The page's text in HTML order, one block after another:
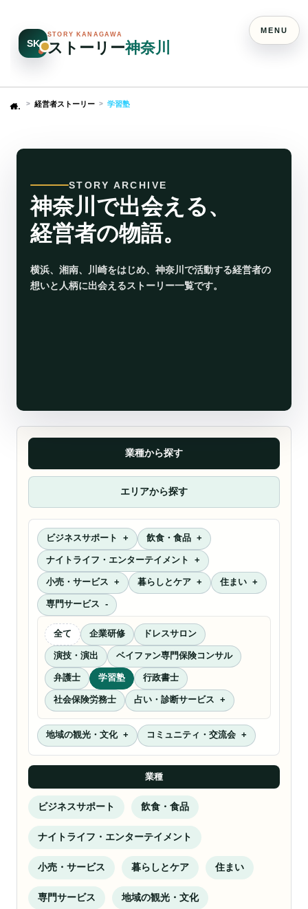
SK
STORY KANAGAWA
ストーリー神奈川
Home 経営者ストーリー 学習塾
STORY ARCHIVE
神奈川で出会える、
経営者の物語。
横浜、湘南、川崎をはじめ、神奈川で活動する経営者の
想いと人柄に出会えるストーリー一覧です。
業種から探す
エリアから探す
ビジネスサポート 飲食・食品
ナイトライフ・エンターテイメント
小売・サービス 暮らしとケア 住まい
専門サービス
全て 企業研修 ドレスサロン
演技・演出 ベイファン専門保険コンサル
弁護士 学習塾 行政書士
社会保険労務士 占い・診断サービス
地域の観光・文化 コミュニティ・交流会
業種
ビジネスサポート 飲食・食品
ナイトライフ・エンターテイメント
小売・サービス 暮らしとケア 住まい
専門サービス 地域の観光・文化
MENU